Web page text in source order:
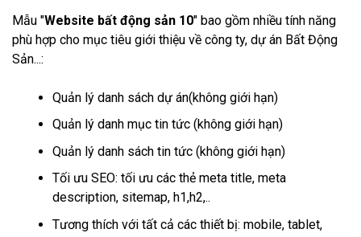
Mẫu "Website bất động sản 10" bao gồm nhiều tính năng
phù hợp cho mục tiêu giới thiệu về công ty, dự án Bất Động
Sản...:
Quản lý danh sách dự án(không giới hạn)
Quản lý danh mục tin tức (không giới hạn)
Quản lý danh sách tin tức (không giới hạn)
Tối ưu SEO: tối ưu các thẻ meta title, meta
description, sitemap, h1,h2,..
Tương thích với tất cả các thiết bị: mobile, tablet,